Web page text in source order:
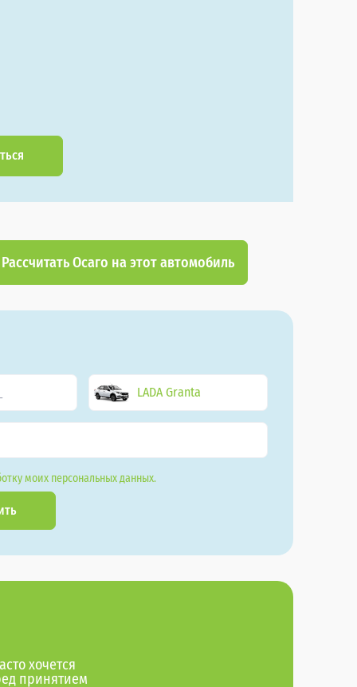
Рассчитать Осаго на этот автомобиль
LADA Granta
моих персональных данных.
хочется
принятием